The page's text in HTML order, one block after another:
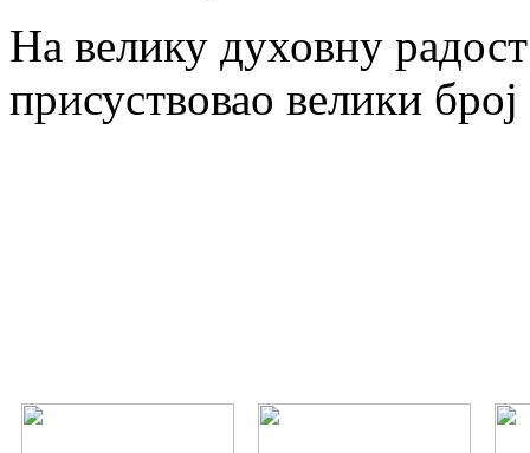
На велику духовну
присуствовао велики